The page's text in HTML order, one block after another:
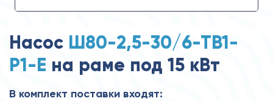
Насос Ш80-2,5-30/6-ТВ1-
Р1-Е на раме под 15 кВт
В комплект поставки входят: